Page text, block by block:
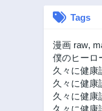
Tags
漫画 raw,
僕のヒーロ
久々に健康
久々に健康
久々に健康